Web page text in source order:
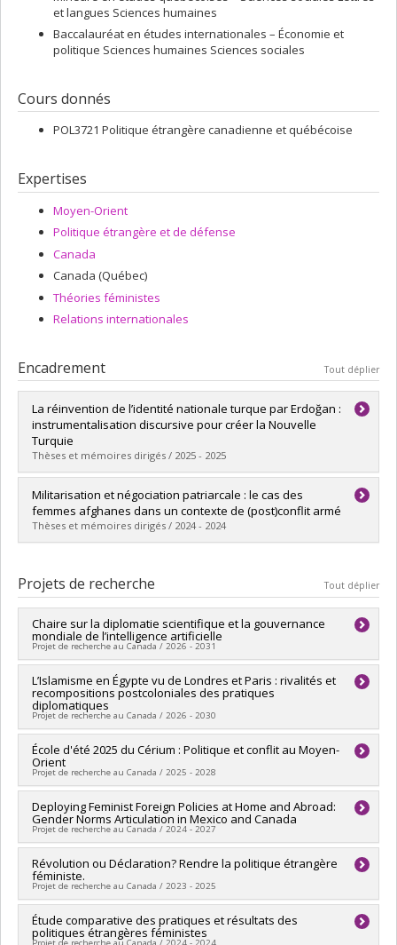
et langues Sciences humaines
Baccalauréat en études internationales – Économie et
politique Sciences humaines Sciences sociales
Cours donnés
POL3721 Politique étrangère canadienne et québécoise
Expertises
Moyen-Orient
Politique étrangère et de défense
Canada
Canada (Québec)
Théories féministes
Relations internationales
Encadrement Tout déplier
La réinvention de l’identité nationale turque par Erdoğan :
instrumentalisation discursive pour créer la Nouvelle
Turquie
Thèses et mémoires dirigés / 2025 - 2025
Diplômé(e) : Kocer, Daphné
Cycle :Maîtrise
Diplôme obtenu :M. Sc.
Lien vers le document dans Papyrus
Militarisation et négociation patriarcale : le cas des
femmes afghanes dans un contexte de (post)conflit armé
Thèses et mémoires dirigés / 2024 - 2024
Cycle : Maîtrise
Diplôme obtenu :M. Sc.
Lien vers le document dans Papyrus
Projets de recherche Tout déplier
Chaire sur la diplomatie scientifique et la gouvernance
mondiale de l’intelligence artificielle
Projet de recherche au Canada / 2026 - 2031
Chercheur principal :Catherine Régis
Co-chercheurs : Yoshua Bengio ,Laurence Deschamps-
Laporte,Thierry Warin
Sources de financement :FRQSC/Fonds de recherche du
Québec - Société et culture (FQRSC)
Programmes de subvention :
L’Islamisme en Égypte vu de Londres et Paris : rivalités et
recompositions postcoloniales des pratiques
diplomatiques
Projet de recherche au Canada / 2026 - 2030
Chercheur principal :Laurence Deschamps-Laporte
Sources de financement :FRQSC/Fonds de recherche du
Québec - Société et culture (FQRSC)
recherche pour la relève professorale
École d'été 2025 du Cérium : Politique et conflit au Moyen-
Orient
Projet de recherche au Canada / 2025 - 2028
Chercheur principal :Francesco Cavatorta
Co-chercheurs :Laurence Deschamps-Laporte
Sources de financement :
Programmes de subvention :
Deploying Feminist Foreign Policies at Home and Abroad:
Gender Norms Articulation in Mexico and Canada
Projet de recherche au Canada / 2024 - 2027
Sources de financement :CRSH/Conseil de recherches en
sciences humaines du Canada
Programmes de subvention :
développement Savoir
Révolution ou Déclaration? Rendre la politique étrangère
féministe.
Projet de recherche au Canada / 2023 - 2025
Chercheur principal : Laurence Deschamps-Laporte
Sources de financement :CRSH/Conseil de recherches en
Étude comparative des pratiques et résultats des
politiques étrangères féministes
Projet de recherche au Canada / 2024 - 2024